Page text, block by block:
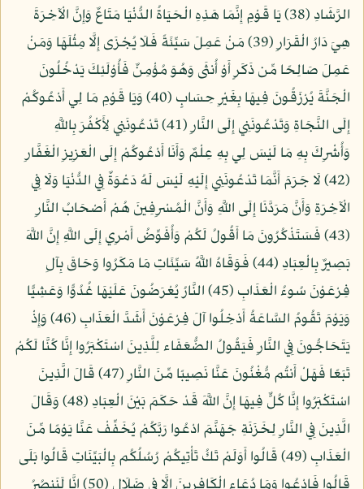
الرَّشَادِ (38) يَا قَوْمِ إِنَّمَا هَذِهِ الْحَيَاةُ الدُّنْيَا مَتَاعٌ وَإِنَّ الْآخِرَةَ
هِيَ دَارُ الْقَرَارِ (39) مَنْ عَمِلَ سَيِّئَةً فَلَا يُجْزَى إِلَّا مِثْلَهَا وَمَنْ
عَمِلَ صَالِحًا مِّن ذَكَرٍ أَوْ أُنثَى وَهُوَ مُؤْمِنٌ فَأُوْلَئِكَ يَدْخُلُونَ
الْجَنَّةَ يُرْزَقُونَ فِيهَا بِغَيْرِ حِسَابٍ (40) وَيَا قَوْمِ مَا لِي أَدْعُوكُمْ
إِلَى النَّجَاةِ وَتَدْعُونَنِي إِلَى النَّارِ (41) تَدْعُونَنِي لِأَكْفُرَ بِاللَّهِ
وَأُشْرِكَ بِهِ مَا لَيْسَ لِي بِهِ عِلْمٌ وَأَنَا أَدْعُوكُمْ إِلَى الْعَزِيزِ الْغَفَّارِ
(42) لَا جَرَمَ أَنَّمَا تَدْعُونَنِي إِلَيْهِ لَيْسَ لَهُ دَعْوَةٌ فِي الدُّنْيَا وَلَا فِي
الْآخِرَةِ وَأَنَّ مَرَدَّنَا إِلَى اللَّهِ وَأَنَّ الْمُسْرِفِينَ هُمْ أَصْحَابُ النَّارِ
(43) فَسَتَذْكُرُونَ مَا أَقُولُ لَكُمْ وَأُفَوِّضُ أَمْرِي إِلَى اللَّهِ إِنَّ اللَّهَ
بَصِيرٌ بِالْعِبَادِ (44) فَوَقَاهُ اللَّهُ سَيِّئَاتِ مَا مَكَرُوا وَحَاقَ بِآلِ
فِرْعَوْنَ سُوءُ الْعَذَابِ (45) النَّارُ يُعْرَضُونَ عَلَيْهَا غُدُوًّا وَعَشِيًّا
وَيَوْمَ تَقُومُ السَّاعَةُ أَدْخِلُوا آلَ فِرْعَوْنَ أَشَدَّ الْعَذَابِ (46) وَإِذْ
يَتَحَاجُّونَ فِي النَّارِ فَيَقُولُ الضُّعَفَاء لِلَّذِينَ اسْتَكْبَرُوا إِنَّا كُنَّا لَكُمْ
تَبَعًا فَهَلْ أَنتُم مُّغْنُونَ عَنَّا نَصِيبًا مِّنَ النَّارِ (47) قَالَ الَّذِينَ
اسْتَكْبَرُوا إِنَّا كُلٌّ فِيهَا إِنَّ اللَّهَ قَدْ حَكَمَ بَيْنَ الْعِبَادِ (48) وَقَالَ
الَّذِينَ فِي النَّارِ لِخَزَنَةِ جَهَنَّمَ ادْعُوا رَبَّكُمْ يُخَفِّفْ عَنَّا يَوْمًا مِّنَ
الْعَذَابِ (49) قَالُوا أَوَلَمْ تَكُ تَأْتِيكُمْ رُسُلُكُم بِالْبَيِّنَاتِ قَالُوا بَلَى